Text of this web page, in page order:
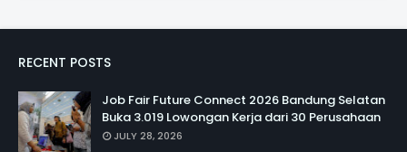
RECENT POSTS
Job Fair Future Connect 2026 Bandung Selatan
Buka 3.019 Lowongan Kerja dari 30 Perusahaan
JULY 28, 2026